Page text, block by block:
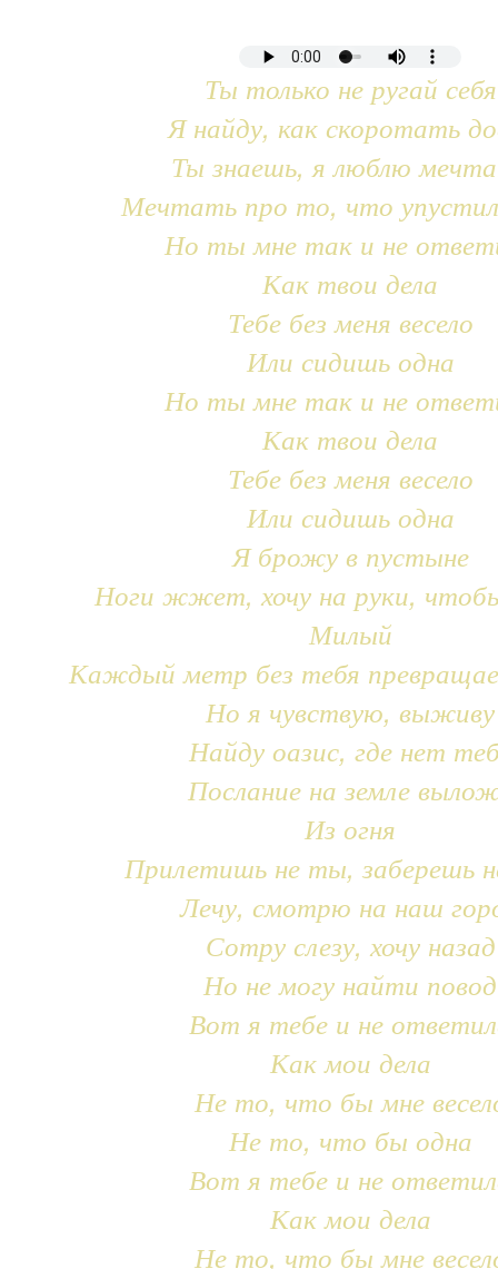
Ты только не ругай себя
Я найду, как скоротать
Ты знаешь, я люблю
Мечтать про то, что
Но ты мне так и не
Как твои дела
Тебе без меня весело
Или сидишь одна
Но ты мне так и не
Как твои дела
Тебе без меня весело
Или сидишь одна
Я брожу в пустыне
Ноги жжет, хочу на руки,
Милый
Каждый метр без тебя
Но я чувствую, выживу
Найду оазис, где нет
Послание на земле
Из огня
Прилетишь не ты, заберешь
Лечу, смотрю на наш
Сотру слезу, хочу назад
Но не могу найти повод
Вот я тебе и не
Как мои дела
Не то, что бы мне
Не то, что бы одна
Вот я тебе и не
Как мои дела
Не то, что бы мне